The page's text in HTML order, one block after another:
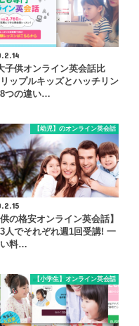
子供オンライン英会話比
ップルキッズとハッチリン
つの違い…
【幼児】のオンライン英会話
供の格安オンライン英会話】
人でそれぞれ週1回受講! 一
料…
【小学生】オンライン英会話